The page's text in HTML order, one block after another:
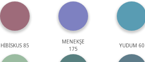
HİBİSKUS 85
MENEKŞE
175
YUDUM 60